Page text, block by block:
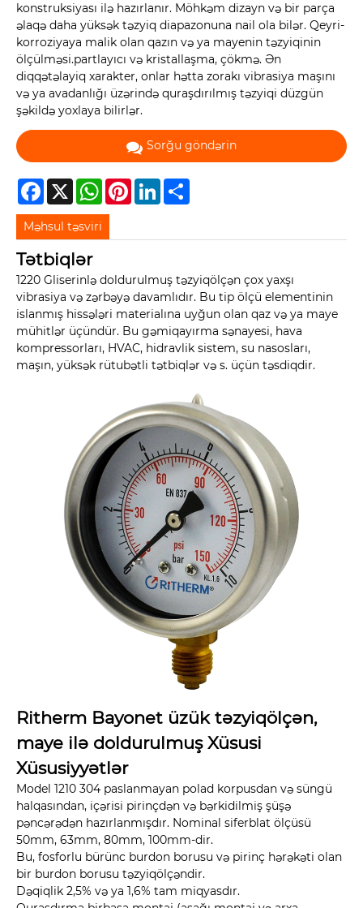
konstruksiyası ilə hazırlanır. Möhkəm dizayn və bir parça
əlaqə daha yüksək təzyiq diapazonuna nail ola bilər. Qeyri-
korroziyaya malik olan qazın və ya mayenin təzyiqinin
ölçülməsi.partlayıcı və kristallaşma, çökmə. Ən
diqqətəlayiq xarakter, onlar hətta zorakı vibrasiya maşını
və ya avadanlığı üzərində quraşdırılmış təzyiqi düzgün
şəkildə yoxlaya bilirlər.
Sorğu göndərin
Facebook
X WhatsAppPinterestLinkedIn
Məhsul təsviri
Tətbiqlər
1220 Gliserinlə doldurulmuş təzyiqölçən çox yaxşı
vibrasiya və zərbəyə davamlıdır. Bu tip ölçü elementinin
islanmış hissələri materialına uyğun olan qaz və ya maye
mühitlər üçündür. Bu gəmiqayırma sənayesi, hava
kompressorları, HVAC, hidravlik sistem, su nasosları,
maşın, yüksək rütubətli tətbiqlər və s. üçün təsdiqdir.
Ritherm Bayonet üzük təzyiqölçən,
maye ilə doldurulmuş Xüsusi
Xüsusiyyətlər
Model 1210 304 paslanmayan polad korpusdan və süngü
halqasından, içərisi pirinçdən və bərkidilmiş şüşə
pəncərədən hazırlanmışdır. Nominal siferblat ölçüsü
50mm, 63mm, 80mm, 100mm-dir.
Bu, fosforlu bürünc burdon borusu və pirinç hərəkəti olan
bir burdon borusu təzyiqölçəndir.
Dəqiqlik 2,5% və ya 1,6% tam miqyasdır.